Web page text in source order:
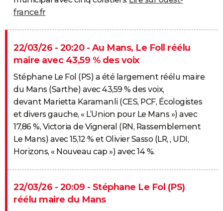
france.fr
22/03/26 - 20:20 - Au Mans, Le Foll réélu
maire avec 43,59 % des voix
Stéphane Le Fol (PS) a été largement réélu maire
du Mans (Sarthe) avec 43,59 % des voix,
devant Marietta Karamanli (CES, PCF, Écologistes
et divers gauche, « L’Union pour Le Mans ») avec
17,86 %, Victoria de Vigneral (RN, Rassemblement
Le Mans) avec 15,12 % et Olivier Sasso (LR, , UDI,
Horizons, « Nouveau cap ») avec 14 %.
22/03/26 - 20:09 - Stéphane Le Fol (PS)
réélu maire du Mans